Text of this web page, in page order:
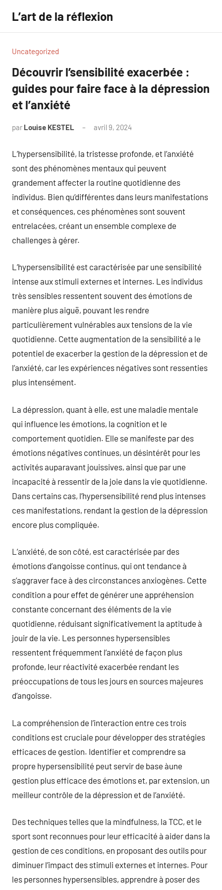
contenu
L’art de la réflexion
Uncategorized
Découvrir l’sensibilité exacerbée :
guides pour faire face à la dépression
et l’anxiété
par Louise KESTEL avril 9, 2024
L’hypersensibilité, la tristesse profonde, et l’anxiété
sont des phénomènes mentaux qui peuvent
grandement affecter la routine quotidienne des
individus. Bien qu’différentes dans leurs manifestations
et conséquences, ces phénomènes sont souvent
entrelacées, créant un ensemble complexe de
challenges à gérer.
L’hypersensibilité est caractérisée par une sensibilité
intense aux stimuli externes et internes. Les individus
très sensibles ressentent souvent des émotions de
manière plus aiguë, pouvant les rendre
particulièrement vulnérables aux tensions de la vie
quotidienne. Cette augmentation de la sensibilité a le
potentiel de exacerber la gestion de la dépression et de
l’anxiété, car les expériences négatives sont ressenties
plus intensément.
La dépression, quant à elle, est une maladie mentale
qui influence les émotions, la cognition et le
comportement quotidien. Elle se manifeste par des
émotions négatives continues, un désintérêt pour les
activités auparavant jouissives, ainsi que par une
incapacité à ressentir de la joie dans la vie quotidienne.
Dans certains cas, l’hypersensibilité rend plus intenses
ces manifestations, rendant la gestion de la dépression
encore plus compliquée.
L’anxiété, de son côté, est caractérisée par des
émotions d’angoisse continus, qui ont tendance à
s’aggraver face à des circonstances anxiogènes. Cette
condition a pour effet de générer une appréhension
constante concernant des éléments de la vie
quotidienne, réduisant significativement la aptitude à
jouir de la vie. Les personnes hypersensibles
ressentent fréquemment l’anxiété de façon plus
profonde, leur réactivité exacerbée rendant les
préoccupations de tous les jours en sources majeures
d’angoisse.
La compréhension de l’interaction entre ces trois
conditions est cruciale pour développer des stratégies
efficaces de gestion. Identifier et comprendre sa
propre hypersensibilité peut servir de base àune
gestion plus efficace des émotions et, par extension, un
meilleur contrôle de la dépression et de l’anxiété.
Des techniques telles que la mindfulness, la TCC, et le
sport sont reconnues pour leur efficacité à aider dans la
gestion de ces conditions, en proposant des outils pour
diminuer l’impact des stimuli externes et internes. Pour
les personnes hypersensibles, apprendre à poser des